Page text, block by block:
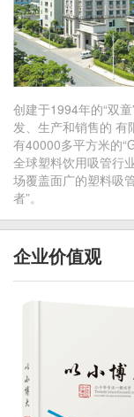
创建于1994年的“双
发、生产和销售的 有
有40000多平方米的
全球塑料饮用吸管行
场覆盖面广的塑料吸
者”。
企业价值观